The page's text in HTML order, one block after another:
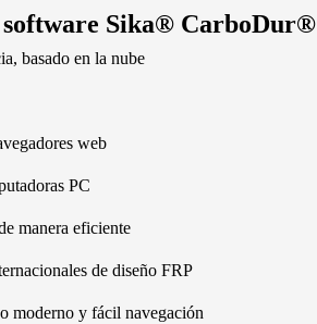
Sika® CarboDur®
basado en la nube
web
PC
manera eficiente
de diseño FRP
moderno y fácil navegación